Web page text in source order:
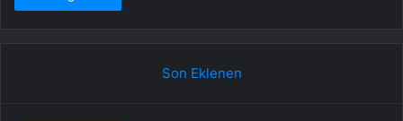
Son Eklenen